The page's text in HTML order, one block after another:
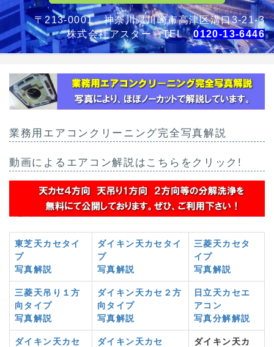
〒213-0001 神奈川県川崎市高津区溝口3-21-3
株式会社アスター TEL0120-13-6446
業務用エアコンクリーニング完全写真解説
動画によるエアコン解説はこちらをクリック!
東芝天カセタイ
プ
写真解説
ダイキン天カセタイ
プ
写真解説
三菱天カセタ
イプ
写真解説
三菱天吊り１方
向タイプ
写真解説
ダイキン天カセ２方
向タイプ
写真解説
日立天カセエ
アコン
写真分解解説
ダイキン天カセ
ダイキン天カセ
ダイキン天カ